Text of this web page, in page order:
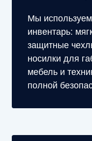
Мы
инвентарь:
защитные
носилки для
мебель и
полной